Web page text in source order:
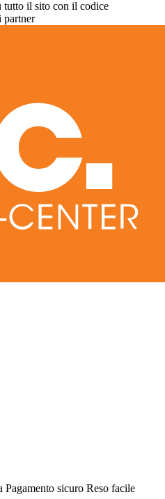
il sito con il codice
partner
Pagamento sicuro Reso facile